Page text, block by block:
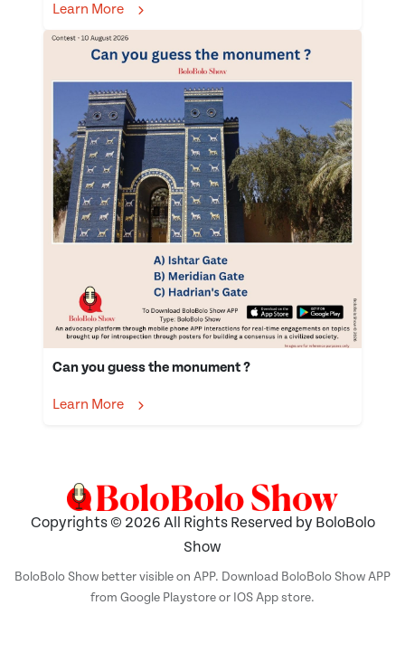
Learn More
Can you guess the monument ?
Learn More
Copyrights © 2026 All Rights Reserved by BoloBolo
Show
BoloBolo Show better visible on APP. Download BoloBolo Show APP
from Google Playstore or IOS App store.